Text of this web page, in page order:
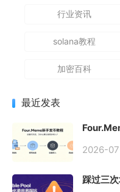
行业资讯
solana教程
加密百科
最近发表
2026-
踩过三